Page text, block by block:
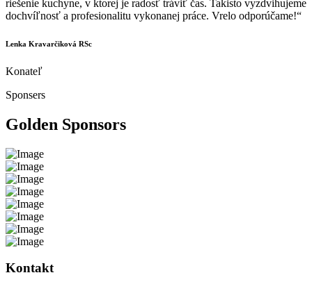
riešenie kuchyne, v ktorej je radosť tráviť čas. Takisto vyzdvihujeme
dochvíľnosť a profesionalitu vykonanej práce. Vrelo odporúčame!“
Lenka Kravarčiková RSc
Konateľ
Sponsers
Golden Sponsors
Kontakt